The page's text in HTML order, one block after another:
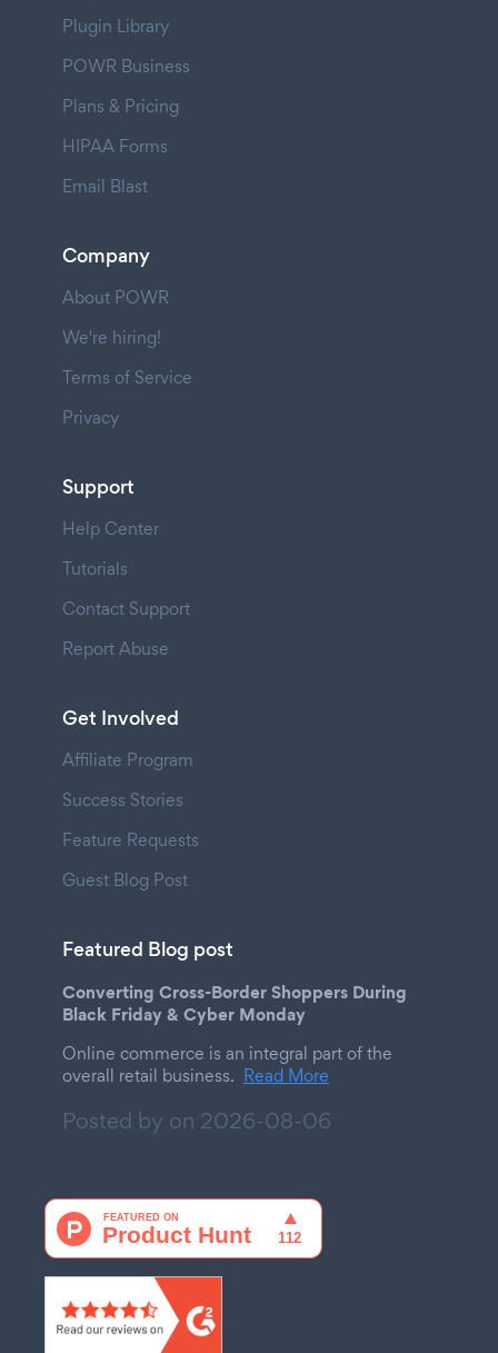
Plugin Library
POWR Business
Plans & Pricing
HIPAA Forms
Email Blast
Company
About POWR
We're hiring!
Terms of Service
Privacy
Support
Help Center
Tutorials
Contact Support
Report Abuse
Get Involved
Affiliate Program
Success Stories
Feature Requests
Guest Blog Post
Featured Blog post
Converting Cross-Border Shoppers During
Black Friday & Cyber Monday
Online commerce is an integral part of the
overall retail business. Read More
Posted by on 2026-08-06